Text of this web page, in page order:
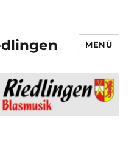
MENÜ